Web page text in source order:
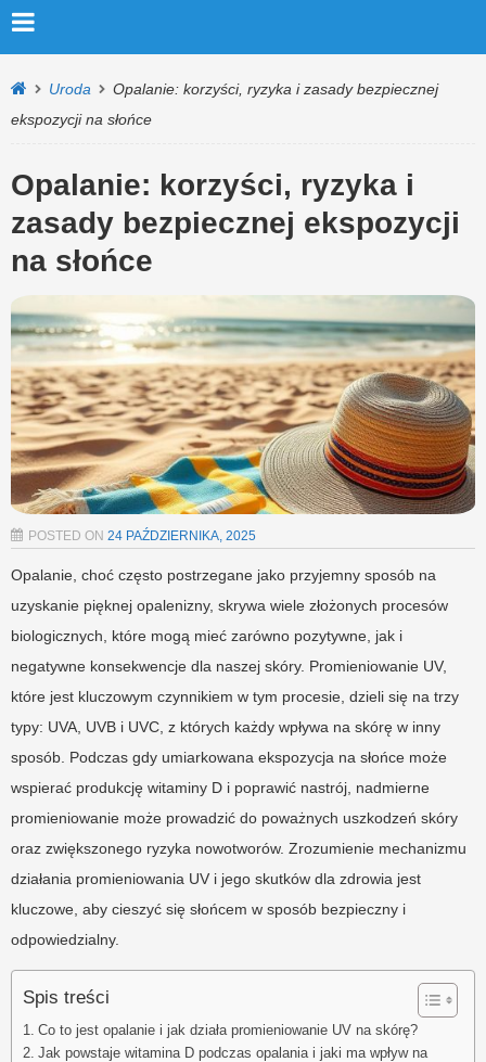
Uroda
Opalanie: korzyści, ryzyka i zasady bezpiecznej
ekspozycji na słońce
Opalanie: korzyści, ryzyka i
zasady bezpiecznej ekspozycji
na słońce
POSTED ON 24 PAŹDZIERNIKA, 2025
Opalanie, choć często postrzegane jako przyjemny sposób na
uzyskanie pięknej opalenizny, skrywa wiele złożonych procesów
biologicznych, które mogą mieć zarówno pozytywne, jak i
negatywne konsekwencje dla naszej skóry. Promieniowanie UV,
które jest kluczowym czynnikiem w tym procesie, dzieli się na trzy
typy: UVA, UVB i UVC, z których każdy wpływa na skórę w inny
sposób. Podczas gdy umiarkowana ekspozycja na słońce może
wspierać produkcję witaminy D i poprawić nastrój, nadmierne
promieniowanie może prowadzić do poważnych uszkodzeń skóry
oraz zwiększonego ryzyka nowotworów. Zrozumienie mechanizmu
działania promieniowania UV i jego skutków dla zdrowia jest
kluczowe, aby cieszyć się słońcem w sposób bezpieczny i
odpowiedzialny.
Spis treści
Co to jest opalanie i jak działa promieniowanie UV na skórę?
Jak powstaje witamina D podczas opalania i jaki ma wpływ na